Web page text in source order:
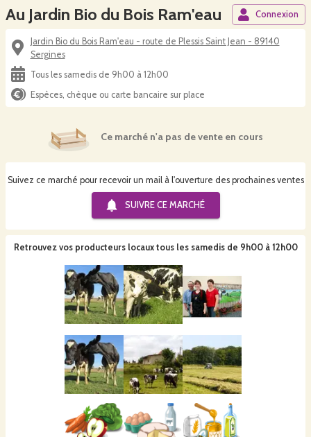
Au Jardin Bio du Bois Ram'eau Connexion
Jardin Bio du Bois Ram'eau - route de Plessis Saint Jean - 89140
Sergines
Tous les samedis de 9h00 à 12h00
Espèces, chèque ou carte bancaire sur place
Ce marché n'a pas de vente en cours
Suivez ce marché pour recevoir un mail à l'ouverture des prochaines ventes
SUIVRE CE MARCHÉ
Retrouvez vos producteurs locaux tous les samedis de 9h00 à 12h00